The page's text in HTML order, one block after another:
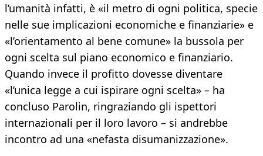
l’umanità infatti, è «il metro di ogni politica, specie
nelle sue implicazioni economiche e finanziarie» e
«l’orientamento al bene comune» la bussola per
ogni scelta sul piano economico e finanziario.
Quando invece il profitto dovesse diventare
«l’unica legge a cui ispirare ogni scelta» – ha
concluso Parolin, ringraziando gli ispettori
internazionali per il loro lavoro – si andrebbe
incontro ad una «nefasta disumanizzazione».